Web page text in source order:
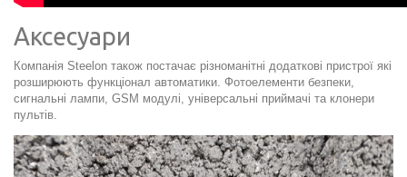
Аксесуари
Компанія Steelon також постачає різноманітні додаткові пристрої які
розширюють функціонал автоматики. Фотоелементи безпеки,
сигнальні лампи, GSM модулі, універсальні приймачі та клонери
пультів.